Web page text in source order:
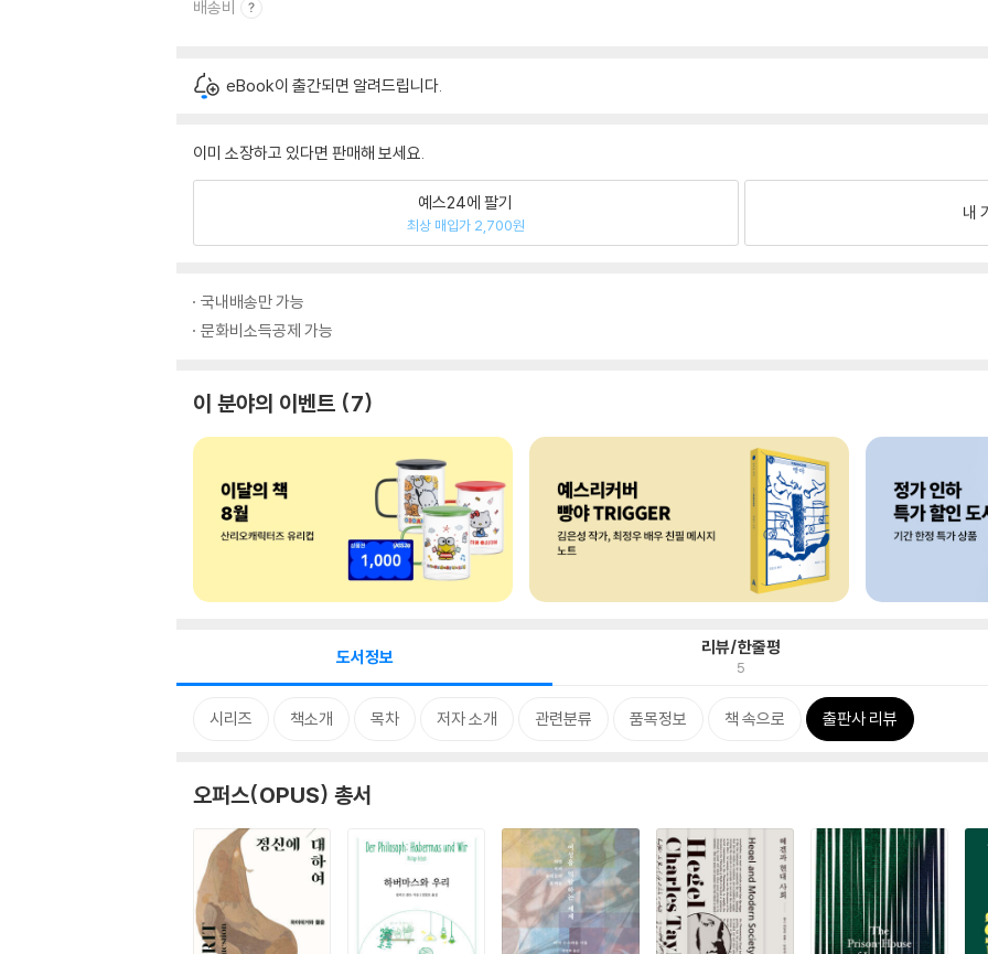
배송비
eBook이 출간되면 알려드립니다.
이미 소장하고 있다면 판매해 보세요.
예스24에 팔기
최상 매입가 2,700원
내
국내배송만 가능
문화비소득공제 가능
이 분야의 이벤트 7
도서정보 리뷰/한줄평
5
시리즈 책소개 목차 저자 소개 관련분류 품목정보 책 속으로 출판사 리뷰
오퍼스(OPUS) 총서